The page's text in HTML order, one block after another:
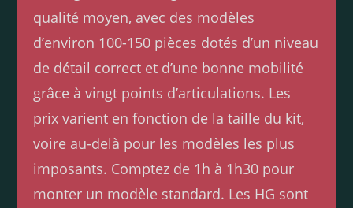
qualité moyen, avec des modèles
d’environ 100-150 pièces dotés d’un niveau
de détail correct et d’une bonne mobilité
grâce à vingt points d’articulations. Les
prix varient en fonction de la taille du kit,
voire au-delà pour les modèles les plus
imposants. Comptez de 1h à 1h30 pour
monter un modèle standard. Les HG sont